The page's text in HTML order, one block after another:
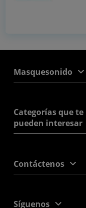
Masquesonido
Categorías que te
pueden interesar
Contáctenos
Síguenos